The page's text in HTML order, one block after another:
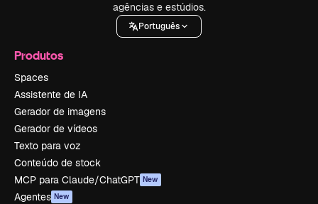
agências e estúdios.
Português
Produtos
Spaces
Assistente de IA
Gerador de imagens
Gerador de vídeos
Texto para voz
Conteúdo de stock
MCP para Claude/ChatGPT New
Agentes New